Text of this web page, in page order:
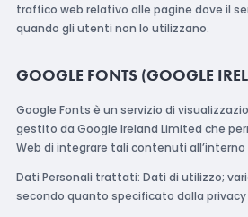
traffico web relativo alle pagine dove il
quando gli utenti non lo utilizzano.
GOOGLE FONTS (GOOGLE
Google Fonts è un servizio di
gestito da Google Ireland Limited che
Web di integrare tali contenuti all’interno
Dati Personali trattati: Dati di utilizzo;
secondo quanto specificato dalla privacy